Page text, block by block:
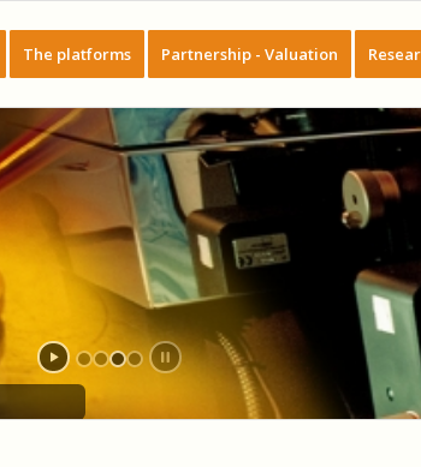
The platforms Partnership - Valuation